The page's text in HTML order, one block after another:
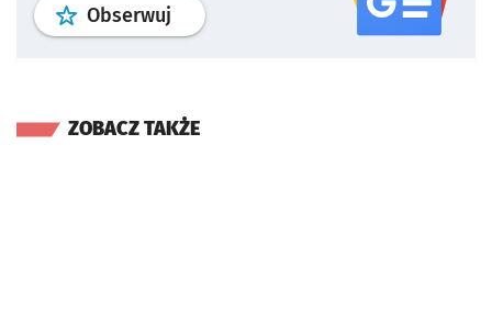
Obserwuj profil serwisu
ZOBACZ TAKŻE